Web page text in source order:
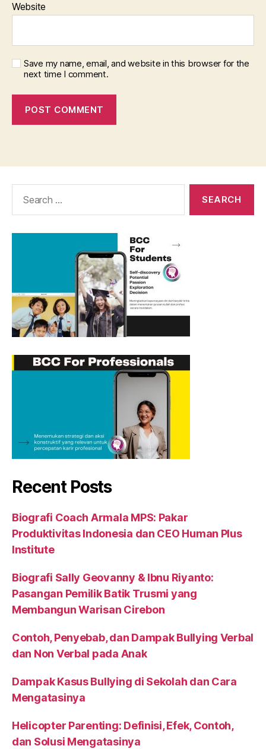
Website
Save my name, email, and website in this browser for the
next time I comment.
Recent Posts
Biografi Coach Armala MPS: Pakar
Produktivitas Indonesia dan CEO Human Plus
Institute
Biografi Sally Geovanny & Ibnu Riyanto:
Pasangan Pemilik Batik Trusmi yang
Membangun Warisan Cirebon
Contoh, Penyebab, dan Dampak Bullying Verbal
dan Non Verbal pada Anak
Dampak Kasus Bullying di Sekolah dan Cara
Mengatasinya
Helicopter Parenting: Definisi, Efek, Contoh,
dan Solusi Mengatasinya